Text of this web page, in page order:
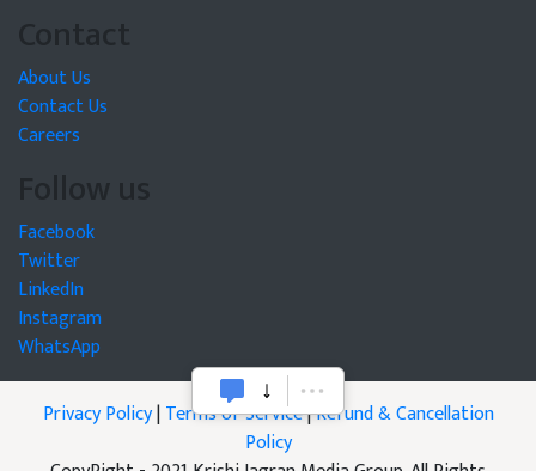
Contact
About Us
Contact Us
Careers
Follow us
Facebook
Twitter
LinkedIn
Instagram
WhatsApp
Privacy Policy|Terms of Service|Refund & Cancellation
Policy